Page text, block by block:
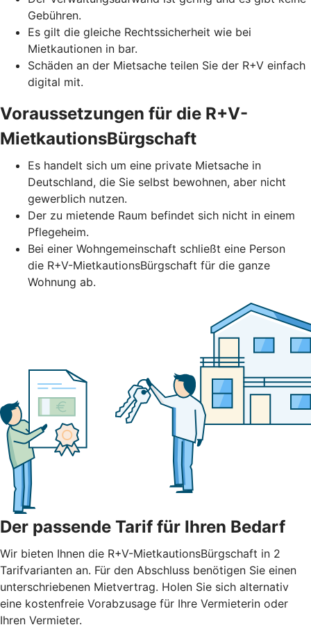
Gebühren.
Es gilt die gleiche Rechtssicherheit wie bei
Mietkautionen in bar.
Schäden an der Mietsache teilen Sie der R+V einfach
digital mit.
Voraussetzungen für die R+V-
MietkautionsBürgschaft
Es handelt sich um eine private Mietsache in
Deutschland, die Sie selbst bewohnen, aber nicht
gewerblich nutzen.
Der zu mietende Raum befindet sich nicht in einem
Pflegeheim.
Bei einer Wohngemeinschaft schließt eine Person
die R+V-MietkautionsBürgschaft für die ganze
Wohnung ab.
Der passende Tarif für Ihren Bedarf
Wir bieten Ihnen die R+V-MietkautionsBürgschaft in 2
Tarifvarianten an. Für den Abschluss benötigen Sie einen
unterschriebenen Mietvertrag. Holen Sie sich alternativ
eine kostenfreie Vorabzusage für Ihre Vermieterin oder
Ihren Vermieter.